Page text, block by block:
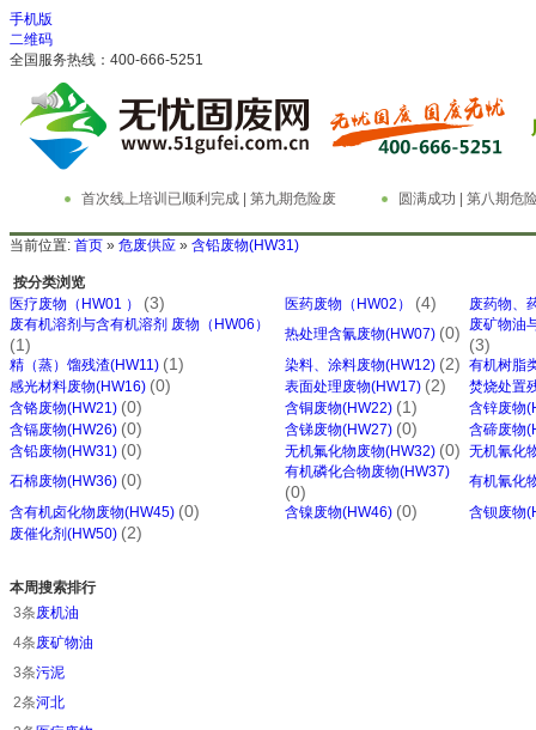
手机版
二维码
全国服务热线：400-666-5251
首次线上培训已顺利完成 | 第九期危险废
物管理与技术实务精英特训营
圆满成功 | 第八期危
务精英特训营
当前位置: 首页 » 危废供应 » 含铅废物(HW31)
按分类浏览
医疗废物（HW01 ）
(3) 医药废物（HW02） (4)
废药物、
废有机溶剂与含有机溶剂 废物（HW06）
(1)
热处理含氰废物(HW07) (0) 废矿物油
(3)
精（蒸）馏残渣(HW11) (1) 染料、涂料废物(HW12) (2) 有机树脂
感光材料废物(HW16) (0) 表面处理废物(HW17) (2)
焚烧处置
含铬废物(HW21) (0) 含铜废物(HW22) (1)
含锌废物
含镉废物(HW26) (0) 含锑废物(HW27) (0)
含碲废物
含铅废物(HW31) (0) 无机氟化物废物(HW32) (0) 无机氰化
石棉废物(HW36) (0) 有机磷化合物废物(HW37)
(0)
有机氰化
含有机卤化物废物(HW45) (0) 含镍废物(HW46) (0)
含钡废物
废催化剂(HW50) (2)
本周搜索排行
3条废机油
4条废矿物油
3条污泥
2条河北